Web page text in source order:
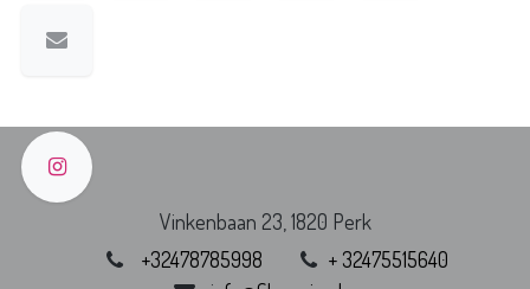
Vinkenbaan 23, 1820 Perk
+32478785998 + 32475515640